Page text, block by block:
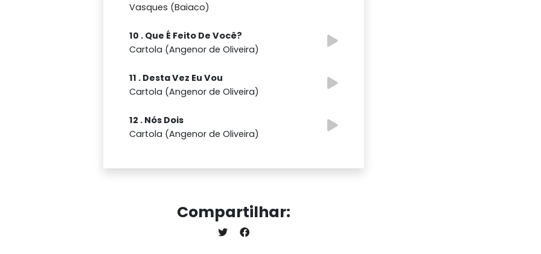
Vasques (Baiaco)
10 . Que É Feito De Você?
Cartola (Angenor de Oliveira)
11 . Desta Vez Eu Vou
Cartola (Angenor de Oliveira)
12 . Nós Dois
Cartola (Angenor de Oliveira)
Compartilhar: